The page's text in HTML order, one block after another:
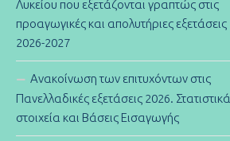
Λυκείου που εξετάζονται γραπτώς στις
προαγωγικές και απολυτήριες εξετάσεις
2026-2027
Ανακοίνωση των επιτυχόντων στις
Πανελλαδικές εξετάσεις 2026. Στατιστικά
στοιχεία και Βάσεις Εισαγωγής